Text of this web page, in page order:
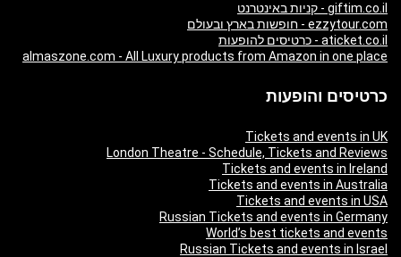
giftim.co.il - קניות באינטרנט
ezzytour.com - חופשות בארץ ובעולם
aticket.co.il - כרטיסים להופעות
almaszone.com - All Luxury products from Amazon in one place
כרטיסים והופעות
Tickets and events in UK
London Theatre - Schedule, Tickets and Reviews
Tickets and events in Ireland
Tickets and events in Australia
Tickets and events in USA
Russian Tickets and events in Germany
World’s best tickets and events
Russian Tickets and events in Israel